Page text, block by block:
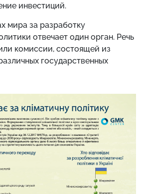
инвестиций.
мира за разработку
отвечает один орган. Речь
комиссии, состоящей из
государственных